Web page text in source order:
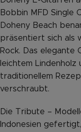
Bobbin MFD Single
Doheny Beach
präsentiert sich als
Rock. Das elegante
leichtem
traditionellem
verschraubt.
Die Tribute –
Indonesien